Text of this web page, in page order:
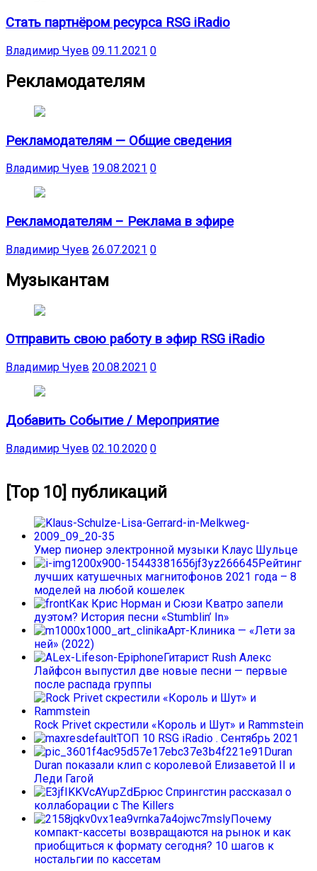
Стать партнёром ресурса RSG iRadio
Владимир Чуев 09.11.2021 0
Рекламодателям
Рекламодателям — Общие сведения
Владимир Чуев 19.08.2021 0
Рекламодателям – Реклама в эфире
Владимир Чуев 26.07.2021 0
Музыкантам
Отправить свою работу в эфир RSG iRadio
Владимир Чуев 20.08.2021 0
Добавить Событие / Мероприятие
Владимир Чуев 02.10.2020 0
[Top 10] публикаций
Умер пионер электронной музыки Клаус Шульце
Рейтинг
лучших катушечных магнитофонов 2021 года – 8
моделей на любой кошелек
Как Крис Норман и Сюзи Кватро запели
дуэтом? История песни «Stumblin’ In»
Арт-Клиника — «Лети за
ней» (2022)
Гитарист Rush Алекс
Лайфсон выпустил две новые песни — первые
после распада группы
Rock Privet скрестили «Король и Шут» и Rammstein
ТОП 10 RSG iRadio . Сентябрь 2021
Duran
Duran показали клип с королевой Елизаветой II и
Леди Гагой
Брюс Спрингстин рассказал о
коллаборации с The Killers
Почему
компакт-кассеты возвращаются на рынок и как
приобщиться к формату сегодня? 10 шагов к
ностальгии по кассетам